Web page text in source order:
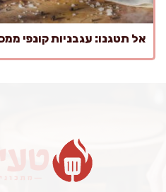
אל תטגנו: עגבניות קונפי